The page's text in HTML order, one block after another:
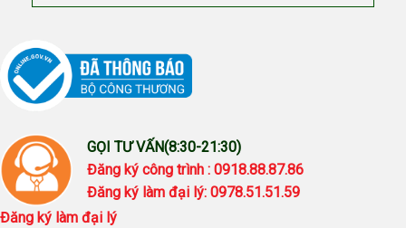
GỌI TƯ VẤN(8:30-21:30)
Đăng ký công trình : 0918.88.87.86
Đăng ký làm đại lý: 0978.51.51.59
Đăng ký làm đại lý